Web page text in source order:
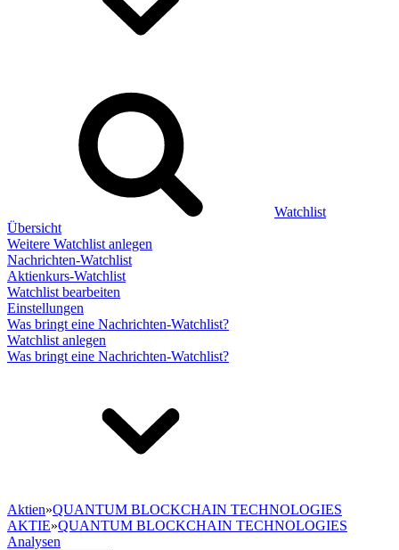
Watchlist
Übersicht
Weitere Watchlist anlegen
Nachrichten-Watchlist
Aktienkurs-Watchlist
Watchlist bearbeiten
Einstellungen
Was bringt eine Nachrichten-Watchlist?
Watchlist anlegen
Was bringt eine Nachrichten-Watchlist?
Aktien»QUANTUM BLOCKCHAIN TECHNOLOGIES
AKTIE»QUANTUM BLOCKCHAIN TECHNOLOGIES
Analysen